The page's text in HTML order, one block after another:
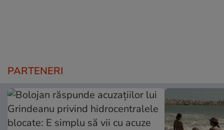
PARTENERI